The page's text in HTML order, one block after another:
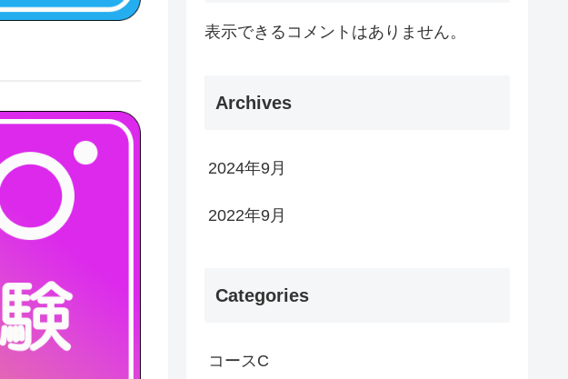
表示できるコメントはありません。
Archives
2024年9月
2022年9月
Categories
コースC